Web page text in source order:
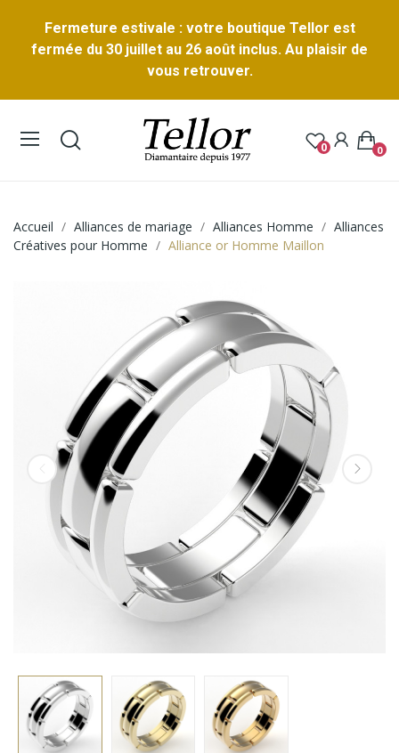
Fermeture estivale : votre boutique Tellor est
fermée du 30 juillet au 26 août inclus. Au plaisir de
vous retrouver.
0 0
Accueil Alliances de mariage Alliances Homme
Alliances
Créatives pour Homme
Alliance or Homme Maillon